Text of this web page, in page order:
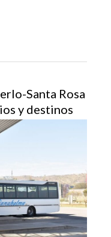
Santa Rosa
y destinos